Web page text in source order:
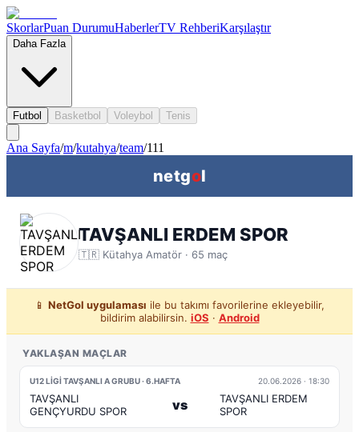
SkorlarPuan DurumuHaberlerTV RehberiKarşılaştır
Daha Fazla
Futbol Basketbol Voleybol Tenis
Ana Sayfa/m/kutahya/team/111
netgol
TAVŞANLI ERDEM SPOR
🇹🇷 Kütahya Amatör · 65 maç
📱 NetGol uygulaması ile bu takımı favorilerine ekleyebilir,
bildirim alabilirsin. iOS · Android
YAKLAŞAN MAÇLAR
U12 LİGİ TAVŞANLI A GRUBU · 6.HAFTA 20.06.2026 · 18:30
TAVŞANLI
GENÇYURDU SPOR
vs
TAVŞANLI ERDEM
SPOR